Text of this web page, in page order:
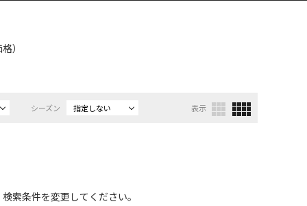
）
シーズン 指定しない 表示
索条件を変更してください。